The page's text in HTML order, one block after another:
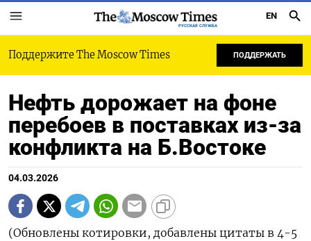
РУССКАЯ СЛУЖБА
EN
Поддержите The Moscow Times ПОДДЕРЖАТЬ
Нефть дорожает на фоне
перебоев в поставках из-за
конфликта на Б.Востоке
04.03.2026
(Обновлены котировки, добавлены цитаты в 4-5